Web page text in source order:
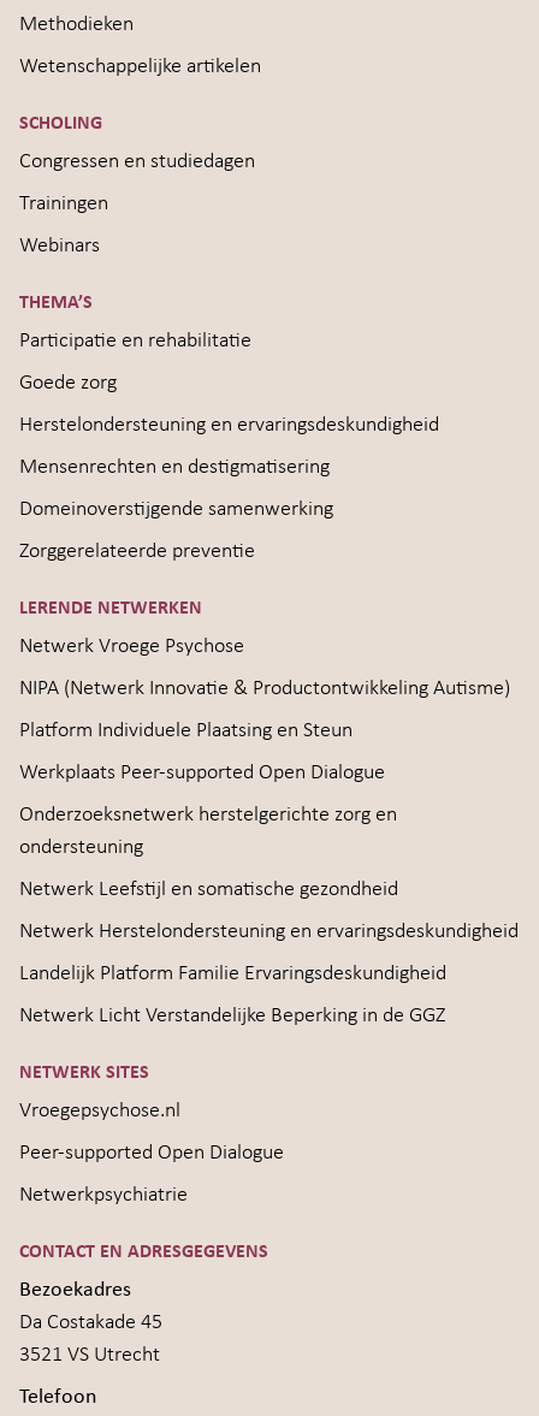
Methodieken
Wetenschappelijke artikelen
SCHOLING
Congressen en studiedagen
Trainingen
Webinars
THEMA’S
Participatie en rehabilitatie
Goede zorg
Herstelondersteuning en ervaringsdeskundigheid
Mensenrechten en destigmatisering
Domeinoverstijgende samenwerking
Zorggerelateerde preventie
LERENDE NETWERKEN
Netwerk Vroege Psychose
NIPA (Netwerk Innovatie & Productontwikkeling Autisme)
Platform Individuele Plaatsing en Steun
Werkplaats Peer-supported Open Dialogue
Onderzoeksnetwerk herstelgerichte zorg en
ondersteuning
Netwerk Leefstijl en somatische gezondheid
Netwerk Herstelondersteuning en ervaringsdeskundigheid
Landelijk Platform Familie Ervaringsdeskundigheid
Netwerk Licht Verstandelijke Beperking in de GGZ
NETWERK SITES
Vroegepsychose.nl
Peer-supported Open Dialogue
Netwerkpsychiatrie
CONTACT EN ADRESGEGEVENS
Bezoekadres
Da Costakade 45
3521 VS Utrecht
Telefoon